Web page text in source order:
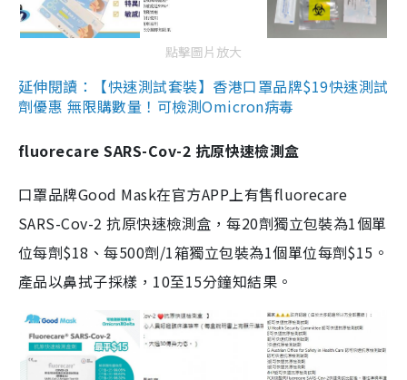
點擊圖片放大
延伸閱讀：【快速測試套裝】香港口罩品牌$19快速測試
劑優惠 無限購數量！可檢測Omicron病毒
fluorecare SARS-Cov-2 抗原快速檢測盒
口罩品牌Good Mask在官方APP上有售fluorecare
SARS-Cov-2 抗原快速檢測盒，每20劑獨立包裝為1個單
位每劑$18、每500劑/1箱獨立包裝為1個單位每劑$15。
產品以鼻拭子採樣，10至15分鐘知結果。